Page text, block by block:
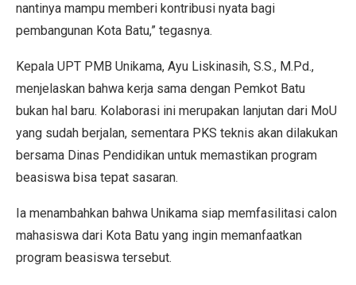
nantinya mampu memberi kontribusi nyata bagi
pembangunan Kota Batu,” tegasnya.
Kepala UPT PMB Unikama, Ayu Liskinasih, S.S., M.Pd.,
menjelaskan bahwa kerja sama dengan Pemkot Batu
bukan hal baru. Kolaborasi ini merupakan lanjutan dari MoU
yang sudah berjalan, sementara PKS teknis akan dilakukan
bersama Dinas Pendidikan untuk memastikan program
beasiswa bisa tepat sasaran.
Ia menambahkan bahwa Unikama siap memfasilitasi calon
mahasiswa dari Kota Batu yang ingin memanfaatkan
program beasiswa tersebut.